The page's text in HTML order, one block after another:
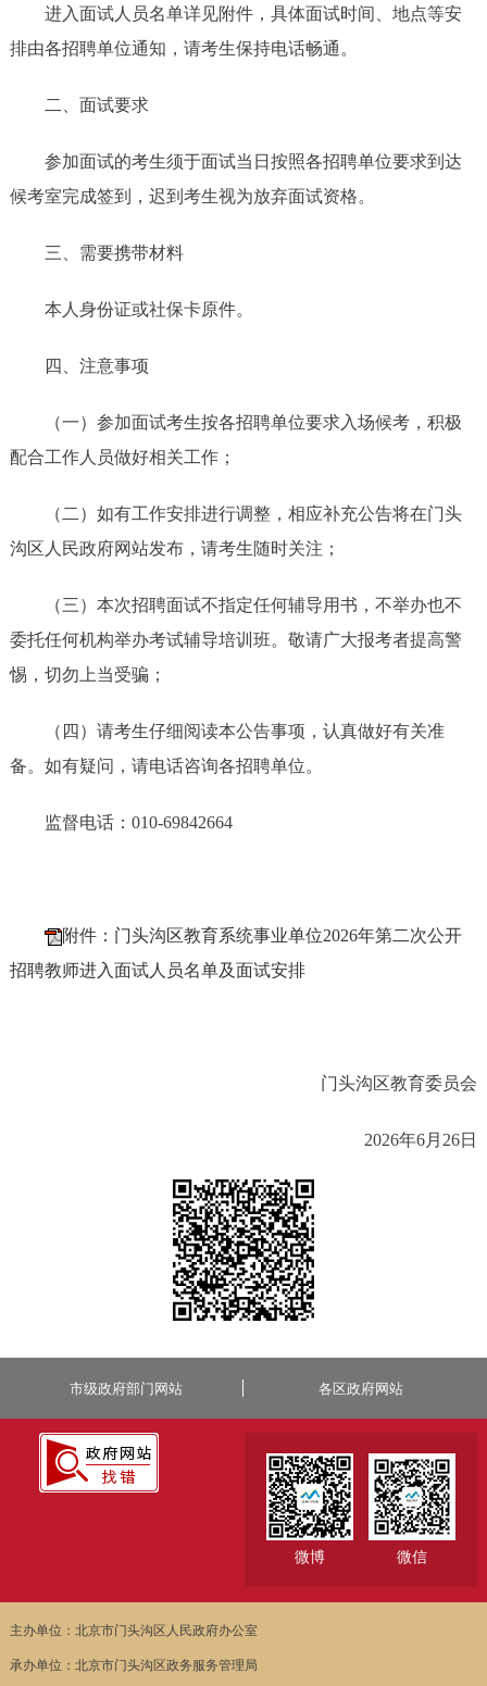
进入面试人员名单详见附件，具体面试时间、地点等安
排由各招聘单位通知，请考生保持电话畅通。
二、面试要求
参加面试的考生须于面试当日按照各招聘单位要求到达
候考室完成签到，迟到考生视为放弃面试资格。
三、需要携带材料
本人身份证或社保卡原件。
四、注意事项
（一）参加面试考生按各招聘单位要求入场候考，积极
配合工作人员做好相关工作；
（二）如有工作安排进行调整，相应补充公告将在门头
沟区人民政府网站发布，请考生随时关注；
（三）本次招聘面试不指定任何辅导用书，不举办也不
委托任何机构举办考试辅导培训班。敬请广大报考者提高警
惕，切勿上当受骗；
（四）请考生仔细阅读本公告事项，认真做好有关准
备。如有疑问，请电话咨询各招聘单位。
监督电话：010-69842664
附件：门头沟区教育系统事业单位2026年第二次公开
招聘教师进入面试人员名单及面试安排
门头沟区教育委员会
2026年6月26日
市级政府部门网站 各区政府网站
微博 微信
主办单位：北京市门头沟区人民政府办公室
承办单位：北京市门头沟区政务服务管理局